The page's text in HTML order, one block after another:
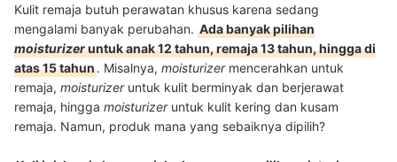
Kulit remaja butuh perawatan khusus karena sedang
mengalami banyak perubahan. Ada banyak pilihan
moisturizeruntuk anak 12 tahun, remaja 13 tahun, hingga di
atas 15 tahun. Misalnya, moisturizermencerahkan untuk
remaja, moisturizeruntuk kulit berminyak dan berjerawat
remaja, hingga moisturizeruntuk kulit kering dan kusam
remaja. Namun, produk mana yang sebaiknya dipilih?